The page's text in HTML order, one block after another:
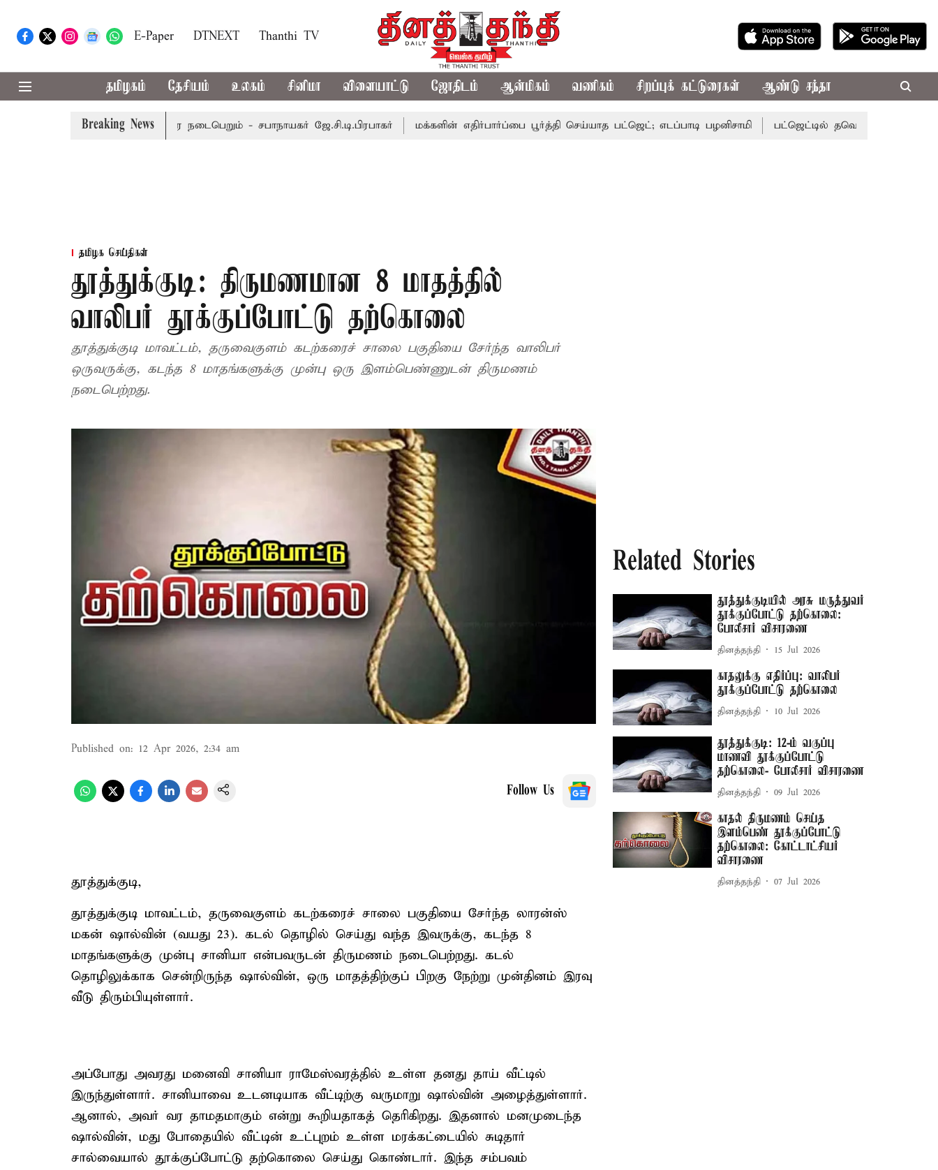
E-Paper DTNEXT Thanthi TV
தமிழகம் தேசியம் உலகம் சினிமா விளையாட்டு ஜோதிடம் ஆன்மிகம் வணிகம் சிறப்புக் கட்டுரைகள் ஆண்டு சந்தா
Breaking News
8-ந் தேதி வரை நடைபெறும் - சபாநாயகர் ஜே.சி.டி.பிரபாகர் மக்களின் எதிர்பார்ப்பை பூர்த்தி செய்யாத பட்ஜெட்; எடப்பாடி பழனிசாமி பட்ஜெட்டில் தவெக அரசின் வாக்குறுதிகள்
தமிழக செய்திகள்
தூத்துக்குடி: திருமணமான 8 மாதத்தில்
வாலிபர் தூக்குப்போட்டு தற்கொலை
தூத்துக்குடி மாவட்டம், தருவைகுளம் கடற்கரைச் சாலை பகுதியை சேர்ந்த வாலிபர்
ஒருவருக்கு, கடந்த 8 மாதங்களுக்கு முன்பு ஒரு இளம்பெண்ணுடன் திருமணம்
நடைபெற்றது.
Published on: 12 Apr 2026, 2:34 am
Follow Us
தூத்துக்குடி,
தூத்துக்குடி மாவட்டம், தருவைகுளம் கடற்கரைச் சாலை பகுதியை சேர்ந்த லாரன்ஸ்
மகன் ஷால்வின் (வயது 23). கடல் தொழில் செய்து வந்த இவருக்கு, கடந்த 8
மாதங்களுக்கு முன்பு சானியா என்பவருடன் திருமணம் நடைபெற்றது. கடல்
தொழிலுக்காக சென்றிருந்த ஷால்வின், ஒரு மாதத்திற்குப் பிறகு நேற்று முன்தினம் இரவு
வீடு திரும்பியுள்ளார்.
அப்போது அவரது மனைவி சானியா ராமேஸ்வரத்தில் உள்ள தனது தாய் வீட்டில்
இருந்துள்ளார். சானியாவை உடனடியாக வீட்டிற்கு வருமாறு ஷால்வின் அழைத்துள்ளார்.
ஆனால், அவர் வர தாமதமாகும் என்று கூறியதாகத் தெரிகிறது. இதனால் மனமுடைந்த
ஷால்வின், மது போதையில் வீட்டின் உட்புறம் உள்ள மரக்கட்டையில் சுடிதார்
சால்வையால் தூக்குப்போட்டு தற்கொலை செய்து கொண்டார். இந்த சம்பவம்
Related Stories
தூத்துக்குடியில் அரசு மருத்துவர்
தூக்குப்போட்டு தற்கொலை:
போலீசார் விசாரணை
தினத்தந்தி 15 Jul 2026
காதலுக்கு எதிர்ப்பு: வாலிபர்
தூக்குப்போட்டு தற்கொலை
தினத்தந்தி 10 Jul 2026
தூத்துக்குடி: 12-ம் வகுப்பு
மாணவி தூக்குப்போட்டு
தற்கொலை- போலீசார் விசாரணை
தினத்தந்தி 09 Jul 2026
காதல் திருமணம் செய்த
இளம்பெண் தூக்குப்போட்டு
தற்கொலை: கோட்டாட்சியர்
விசாரணை
தினத்தந்தி 07 Jul 2026